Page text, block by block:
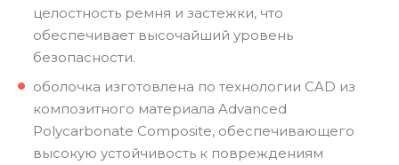
целостность ремня и застежки, что
обеспечивает высочайший уровень
безопасности.
оболочка изготовлена по технологии CAD из
композитного материала Advanced
Polycarbonate Composite, обеспечивающего
высокую устойчивость к повреждениям